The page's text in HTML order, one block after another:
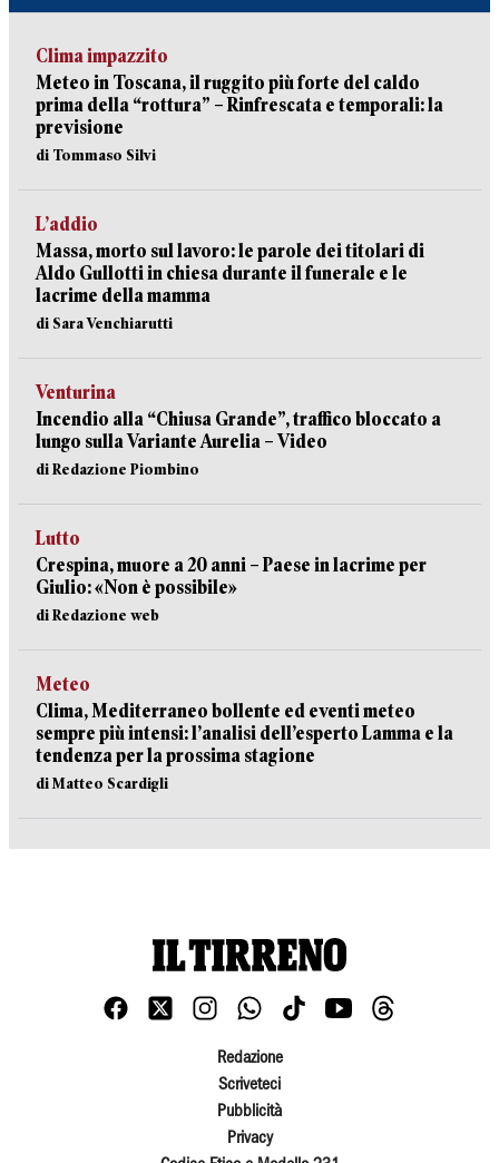
Clima impazzito
Meteo in Toscana, il ruggito più forte del caldo
prima della “rottura” – Rinfrescata e temporali: la
previsione
di Tommaso Silvi
L’addio
Massa, morto sul lavoro: le parole dei titolari di
Aldo Gullotti in chiesa durante il funerale e le
lacrime della mamma
di Sara Venchiarutti
Venturina
Incendio alla “Chiusa Grande”, traffico bloccato a
lungo sulla Variante Aurelia – Video
di Redazione Piombino
Lutto
Crespina, muore a 20 anni – Paese in lacrime per
Giulio: «Non è possibile»
di Redazione web
Meteo
Clima, Mediterraneo bollente ed eventi meteo
sempre più intensi: l’analisi dell’esperto Lamma e la
tendenza per la prossima stagione
di Matteo Scardigli
Redazione
Scriveteci
Pubblicità
Privacy